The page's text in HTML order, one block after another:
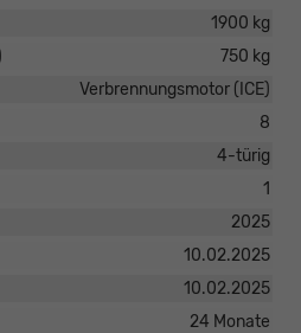
1900 kg
750 kg
Verbrennungsmotor (ICE)
8
4-türig
1
2025
10.02.2025
10.02.2025
24 Monate